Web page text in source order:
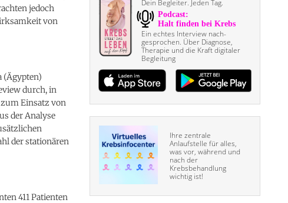
jedoch
von
(Ägypten)
durch, in
Einsatz von
der Analyse
der stationären
411 Patienten
Dein Begleiter. Jeden Tag.
Ein echtes Interview nach­
gesprochen. Über Diagnose,
Therapie und die Kraft digitaler
Begleitung
Ihre zentrale
Anlaufstelle für alles,
was vor, während und
nach der
Krebsbehandlung
wichtig ist!